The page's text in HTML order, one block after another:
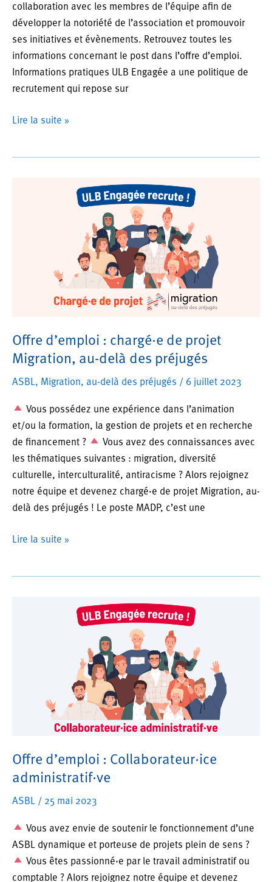
collaboration avec les membres de l’équipe afin de
développer la notoriété de l’association et promouvoir
ses initiatives et évènements. Retrouvez toutes les
informations concernant le post dans l’offre d’emploi.
Informations pratiques ULB Engagée a une politique de
recrutement qui repose sur
Offre
communication
Lire la suite »
Offre d’emploi : chargé·e de projet
Migration, au-delà des préjugés
ASBL, Migration, au-delà des préjugés / 6 juillet 2023
Vous possédez une expérience dans l’animation
et/ou la formation, la gestion de projets et en recherche
de financement ?
Vous avez des connaissances avec
les thématiques suivantes : migration, diversité
culturelle, interculturalité, antiracisme ? Alors rejoignez
notre équipe et devenez chargé·e de projet Migration, au-
delà des préjugés ! Le poste MADP, c’est une
Offre
préjugés
Lire la suite »
Offre d’emploi : Collaborateur·ice
administratif·ve
ASBL / 25 mai 2023
Vous avez envie de soutenir le fonctionnement d’une
ASBL dynamique et porteuse de projets plein de sens ?
Vous êtes passionné·e par le travail administratif ou
comptable ? Alors rejoignez notre équipe et devenez